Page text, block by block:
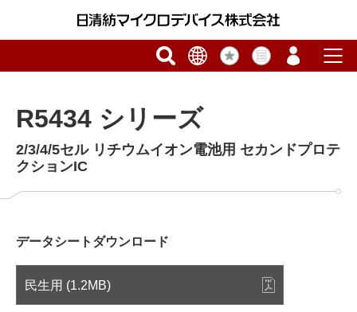
R5434 シリーズ
2/3/4/5セル リチウムイオン電池用 セカンドプロテ
クションIC
データシートダウンロード
民生用 (1.2MB)